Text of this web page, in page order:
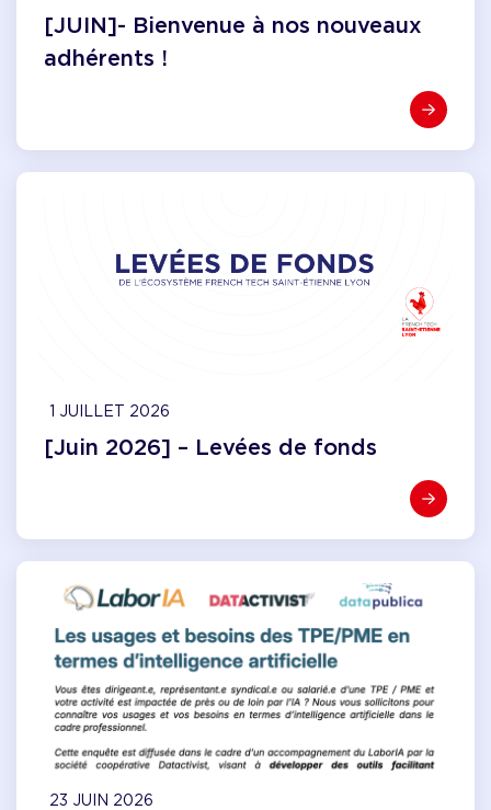
[JUIN]- Bienvenue à nos nouveaux
adhérents !
1 JUILLET 2026
[Juin 2026] – Levées de fonds
23 JUIN 2026